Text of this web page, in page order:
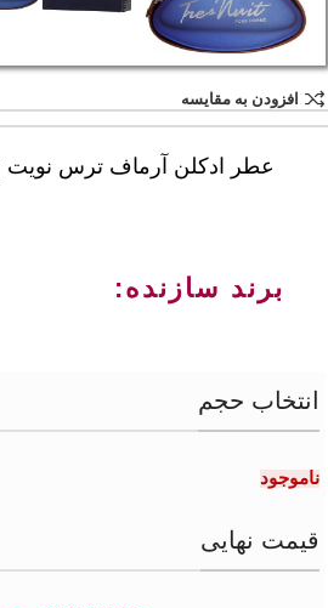
افزودن به مقایسه
عطر ادکلن آرماف ترس نویت | Armaf Tres Nuit
برند سازنده:
انتخاب حجم
ناموجود
قیمت نهایی